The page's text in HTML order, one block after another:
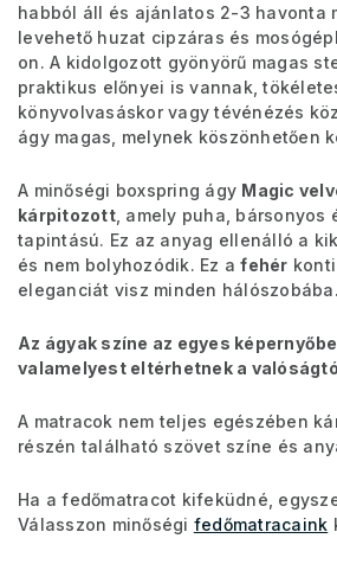
habból áll és ajánlatos 2-3 havonta
levehető huzat cipzáras és
on. A kidolgozott gyönyörű magas
praktikus előnyei is vannak,
könyvolvasáskor vagy tévénézés
ágy magas, melynek köszönhetően
A minőségi boxspring ágy Magic
kárpitozott, amely puha, bársonyos
tapintású. Ez az anyag ellenálló a
és nem bolyhozódik. Ez afehér
eleganciát visz minden hálószobába.
Az ágyak színe az egyes
valamelyest eltérhetnek a
A matracok nem teljes egészében
részén található szövet színe és
Ha a fedőmatracot kifeküdné,
Válasszon minőségi fedőmatracaink